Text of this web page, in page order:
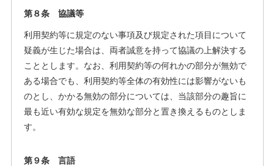
第８条 協議等
利用契約等に規定のない事項及び規定された項目について
疑義が生じた場合は、両者誠意を持って協議の上解決する
こととします。なお、利用契約等の何れかの部分が無効で
ある場合でも、利用契約等全体の有効性には影響がないも
のとし、かかる無効の部分については、当該部分の趣旨に
最も近い有効な規定を無効な部分と置き換えるものとしま
す。
第９条 言語